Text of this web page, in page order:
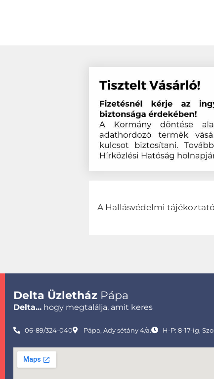
A Hallásvédelmi
Delta Üzletház Pápa
Delta... hogy megtalálja, amit keres
06-89/324-040 Pápa, Ady sétány 4/a. H-P: 8-17-ig,